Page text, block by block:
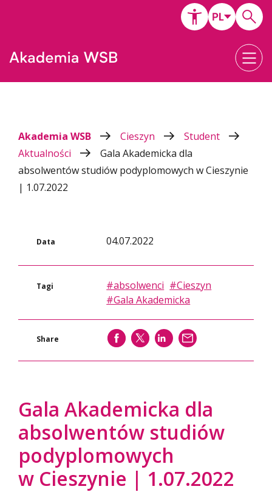
Akademia WSB Cieszyn
Student
Aktualności
Gala Akademicka dla
absolwentów studiów podyplomowych w Cieszynie
| 1.07.2022
Data 04.07.2022
Tagi #absolwenci #Cieszyn
#Gala Akademicka
Share SHARE SHARE SHARE
Gala Akademicka dla
absolwentów studiów
podyplomowych
w Cieszynie | 1.07.2022